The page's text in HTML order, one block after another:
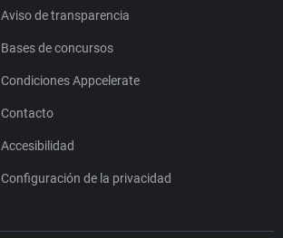
Aviso de transparencia
Bases de concursos
Condiciones Appcelerate
Contacto
Accesibilidad
Configuración de la privacidad